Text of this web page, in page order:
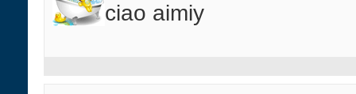
ciao aimiy